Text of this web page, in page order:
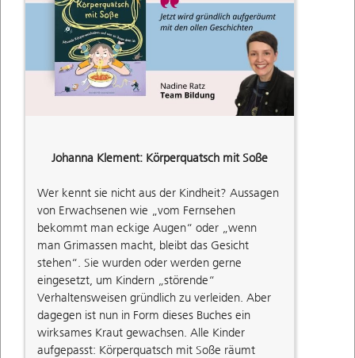
Johanna Klement: Körperquatsch mit Soße
Wer kennt sie nicht aus der Kindheit? Aussagen
von Erwachsenen wie „vom Fernsehen
bekommt man eckige Augen“ oder „wenn
man Grimassen macht, bleibt das Gesicht
stehen“. Sie wurden oder werden gerne
eingesetzt, um Kindern „störende“
Verhaltensweisen gründlich zu verleiden. Aber
dagegen ist nun in Form dieses Buches ein
wirksames Kraut gewachsen. Alle Kinder
aufgepasst: Körperquatsch mit Soße räumt